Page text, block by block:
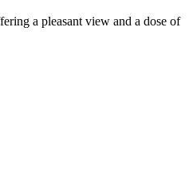
a pleasant view and a dose of